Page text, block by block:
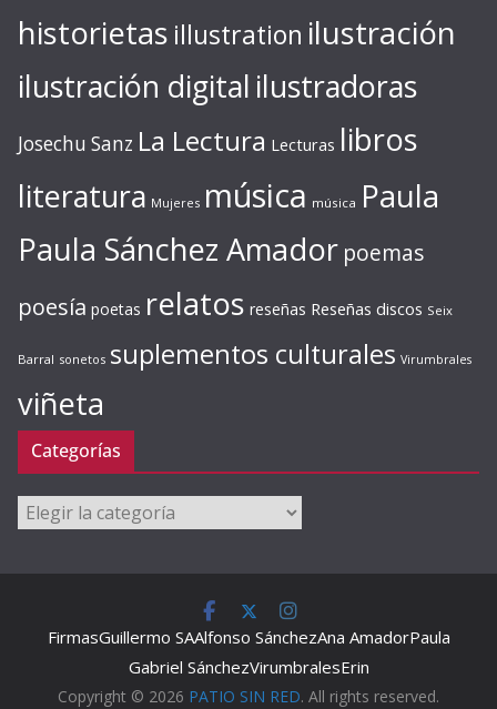
historietas illustration ilustración
ilustración digital ilustradoras
Josechu Sanz La Lectura Lecturas libros
literatura Mujeres música música Paula
Paula Sánchez Amador poemas
poesía poetas relatos reseñas Reseñas discos Seix
Barral sonetos suplementos culturales Virumbrales
viñeta
Categorías
Categorías
FirmasGuillermo SAAlfonso SánchezAna AmadorPaula
Gabriel SánchezVirumbralesErin
Copyright © 2026 PATIO SIN RED. All rights reserved.